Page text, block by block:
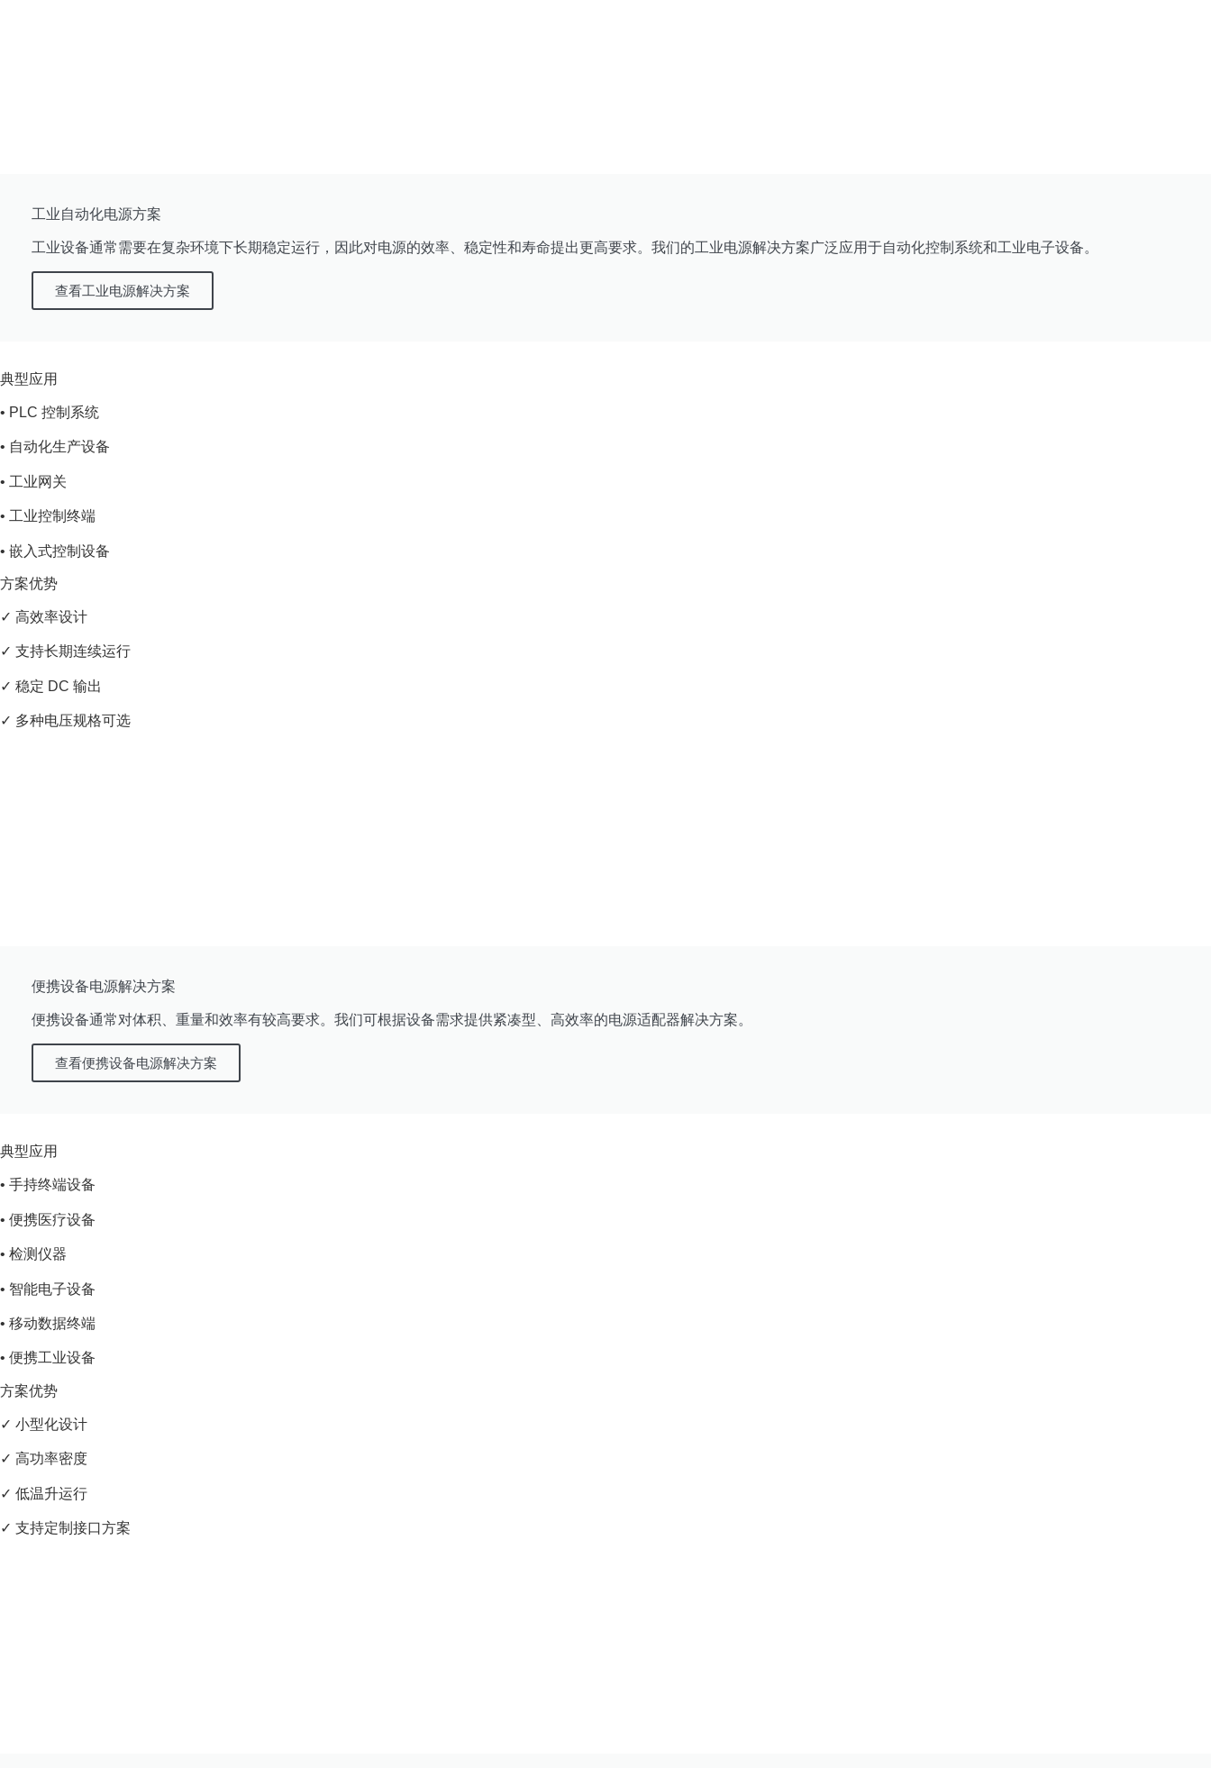
工业自动化电源方案
工业设备通常需要在复杂环境下长期稳定运行，因此对电源的效率、稳定性和寿命提出更高要求。我们的工业电源解决方案广泛应用于自动化控制系统和工业电子设备。
查看工业电源解决方案
典型应用
• PLC 控制系统
• 自动化生产设备
• 工业网关
• 工业控制终端
• 嵌入式控制设备
方案优势
✓ 高效率设计
✓ 支持长期连续运行
✓ 稳定 DC 输出
✓ 多种电压规格可选
便携设备电源解决方案
便携设备通常对体积、重量和效率有较高要求。我们可根据设备需求提供紧凑型、高效率的电源适配器解决方案。
查看便携设备电源解决方案
典型应用
• 手持终端设备
• 便携医疗设备
• 检测仪器
• 智能电子设备
• 移动数据终端
• 便携工业设备
方案优势
✓ 小型化设计
✓ 高功率密度
✓ 低温升运行
✓ 支持定制接口方案